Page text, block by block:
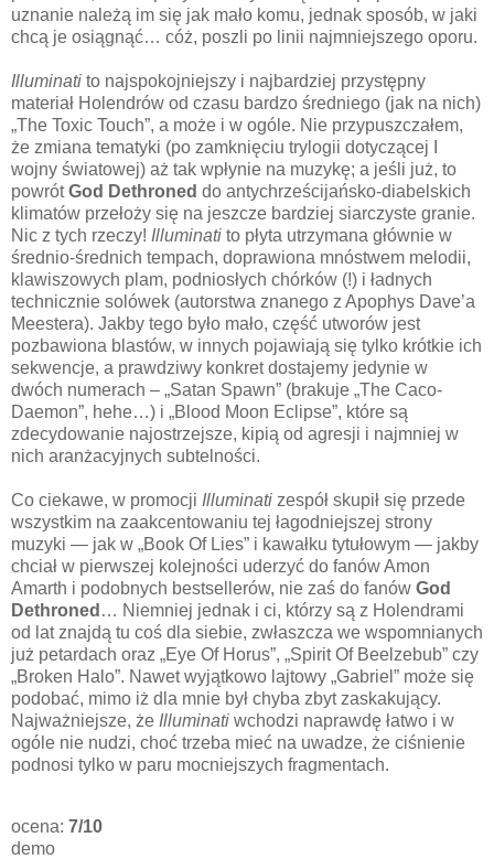
uznanie należą im się jak mało komu, jednak sposób, w jaki
chcą je osiągnąć… cóż, poszli po linii najmniejszego oporu.
Illuminati to najspokojniejszy i najbardziej przystępny
materiał Holendrów od czasu bardzo średniego (jak na nich)
„The Toxic Touch”, a może i w ogóle. Nie przypuszczałem,
że zmiana tematyki (po zamknięciu trylogii dotyczącej I
wojny światowej) aż tak wpłynie na muzykę; a jeśli już, to
powrótGod Dethroned do antychrześcijańsko-diabelskich
klimatów przełoży się na jeszcze bardziej siarczyste granie.
Nic z tych rzeczy! Illuminati to płyta utrzymana głównie w
średnio-średnich tempach, doprawiona mnóstwem melodii,
klawiszowych plam, podniosłych chórków (!) i ładnych
technicznie solówek (autorstwa znanego z Apophys Dave’a
Meestera). Jakby tego było mało, część utworów jest
pozbawiona blastów, w innych pojawiają się tylko krótkie ich
sekwencje, a prawdziwy konkret dostajemy jedynie w
dwóch numerach – „Satan Spawn” (brakuje „The Caco-
Daemon”, hehe…) i „Blood Moon Eclipse”, które są
zdecydowanie najostrzejsze, kipią od agresji i najmniej w
nich aranżacyjnych subtelności.
Co ciekawe, w promocji Illuminati zespół skupił się przede
wszystkim na zaakcentowaniu tej łagodniejszej strony
muzyki — jak w „Book Of Lies” i kawałku tytułowym — jakby
chciał w pierwszej kolejności uderzyć do fanów Amon
Amarth i podobnych bestsellerów, nie zaś do fanów God
Dethroned … Niemniej jednak i ci, którzy są z Holendrami
od lat znajdą tu coś dla siebie, zwłaszcza we wspomnianych
już petardach oraz „Eye Of Horus”, „Spirit Of Beelzebub” czy
„Broken Halo”. Nawet wyjątkowo lajtowy „Gabriel” może się
podobać, mimo iż dla mnie był chyba zbyt zaskakujący.
Najważniejsze, że Illuminati wchodzi naprawdę łatwo i w
ogóle nie nudzi, choć trzeba mieć na uwadze, że ciśnienie
podnosi tylko w paru mocniejszych fragmentach.
ocena: 7/10
demo